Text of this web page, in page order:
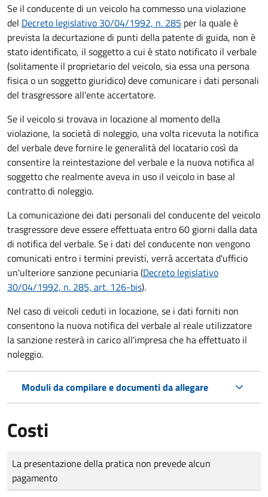
Se il conducente di un veicolo ha commesso una violazione
del Decreto legislativo 30/04/1992, n. 285 per la quale è
prevista la decurtazione di punti della patente di guida, non è
stato identificato, il soggetto a cui è stato notificato il verbale
(solitamente il proprietario del veicolo, sia essa una persona
fisica o un soggetto giuridico) deve comunicare i dati personali
del trasgressore all'ente accertatore.
Se il veicolo si trovava in locazione al momento della
violazione, la società di noleggio, una volta ricevuta la notifica
del verbale deve fornire le generalità del locatario così da
consentire la reintestazione del verbale e la nuova notifica al
soggetto che realmente aveva in uso il veicolo in base al
contratto di noleggio.
La comunicazione dei dati personali del conducente del veicolo
trasgressore deve essere effettuata entro 60 giorni dalla data
di notifica del verbale.Se i dati del conducente non vengono
comunicati entro i termini previsti, verrà accertata d'ufficio
un'ulteriore sanzione pecuniaria (Decreto legislativo
30/04/1992, n. 285, art. 126-bis).
Nel caso di veicoli ceduti in locazione, se i dati forniti non
consentono la nuova notifica del verbale al reale utilizzatore
la sanzione resterà in carico all'impresa che ha effettuato il
noleggio.
Moduli da compilare e documenti da allegare
Costi
Tipo di pagamento
Importo
La presentazione della pratica non prevede alcun
pagamento